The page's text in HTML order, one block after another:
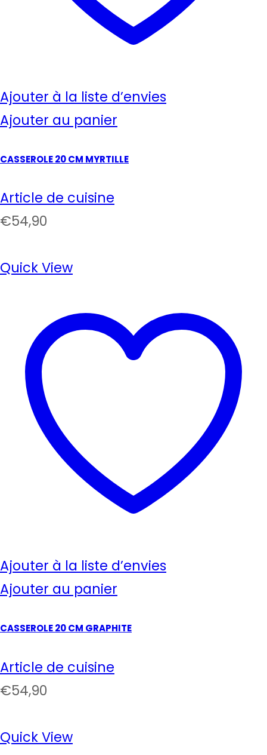
Ajouter à la liste d’envies
Ajouter au panier
CASSEROLE 20 CM MYRTILLE
Article de cuisine
€54,90
Quick View
Ajouter à la liste d’envies
Ajouter au panier
CASSEROLE 20 CM GRAPHITE
Article de cuisine
€54,90
Quick View